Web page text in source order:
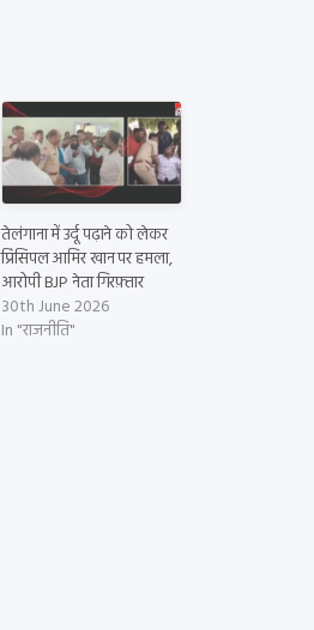
तेलंगाना में उर्दू पढ़ाने को लेकर
प्रिंसिपल आमिर खान पर हमला,
आरोपी BJP नेता गिरफ़्तार
30th June 2026
In "राजनीति"